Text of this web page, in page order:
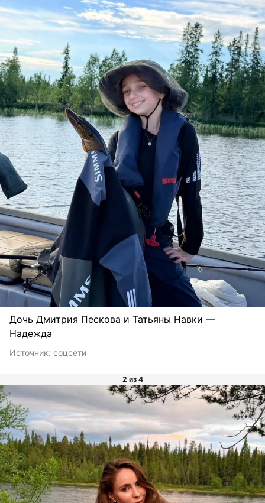
Дочь Дмитрия Пескова и Татьяны Навки —
Надежда
Источник: соцсети
2 из 4